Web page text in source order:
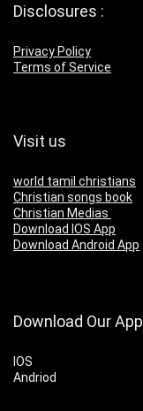
Disclosures :
Privacy Policy
Terms of Service
Visit us
world tamil christians
Christian songs book
Christian Medias
Download IOS App
Download Android App
Download Our App
IOS
Andriod